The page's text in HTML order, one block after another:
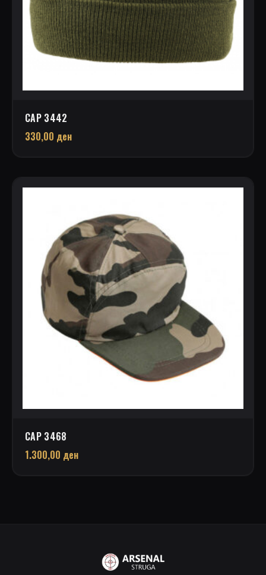
CAP 3442
330,00 ден
CAP 3468
1.300,00 ден